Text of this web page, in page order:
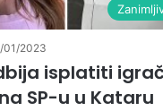
01/2023
isplatiti
SP-u u Kataru